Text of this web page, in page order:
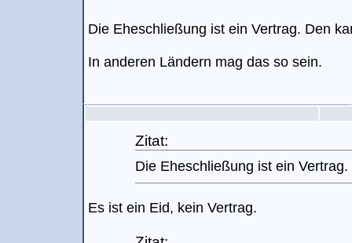
Die Eheschließung ist ein Vertrag. Den
In anderen Ländern mag das so sein.
Zitat:
Die Eheschließung ist ein Vertrag.
Es ist ein Eid, kein Vertrag.